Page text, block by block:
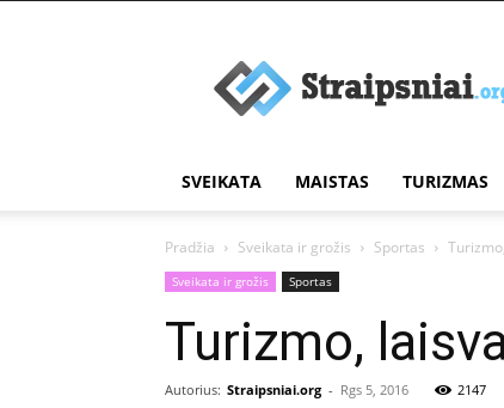
straipsniai
SVEIKATA MAISTAS TURIZMAS
Pradžia Sveikata ir grožis Sportas
Sveikata ir grožis Sportas
Turizmo,
Autorius: Straipsniai.org - Rgs 5, 2016 2147